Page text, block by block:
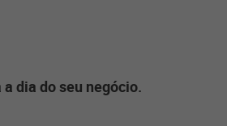
dia do seu negócio.